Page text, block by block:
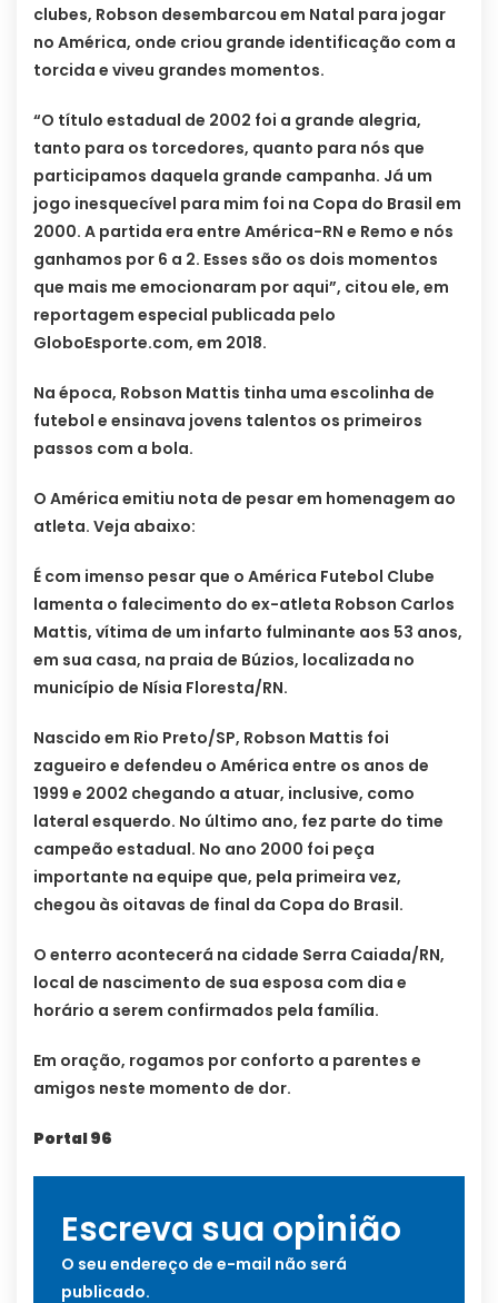
clubes, Robson desembarcou em Natal para jogar
no América, onde criou grande identificação com a
torcida e viveu grandes momentos.
“O título estadual de 2002 foi a grande alegria,
tanto para os torcedores, quanto para nós que
participamos daquela grande campanha. Já um
jogo inesquecível para mim foi na Copa do Brasil em
2000. A partida era entre América-RN e Remo e nós
ganhamos por 6 a 2. Esses são os dois momentos
que mais me emocionaram por aqui”, citou ele, em
reportagem especial publicada pelo
GloboEsporte.com, em 2018.
Na época, Robson Mattis tinha uma escolinha de
futebol e ensinava jovens talentos os primeiros
passos com a bola.
O América emitiu nota de pesar em homenagem ao
atleta. Veja abaixo:
É com imenso pesar que o América Futebol Clube
lamenta o falecimento do ex-atleta Robson Carlos
Mattis, vítima de um infarto fulminante aos 53 anos,
em sua casa, na praia de Búzios, localizada no
município de Nísia Floresta/RN.
Nascido em Rio Preto/SP, Robson Mattis foi
zagueiro e defendeu o América entre os anos de
1999 e 2002 chegando a atuar, inclusive, como
lateral esquerdo. No último ano, fez parte do time
campeão estadual. No ano 2000 foi peça
importante na equipe que, pela primeira vez,
chegou às oitavas de final da Copa do Brasil.
O enterro acontecerá na cidade Serra Caiada/RN,
local de nascimento de sua esposa com dia e
horário a serem confirmados pela família.
Em oração, rogamos por conforto a parentes e
amigos neste momento de dor.
Portal 96
Escreva sua opinião
O seu endereço de e-mail não será
publicado.